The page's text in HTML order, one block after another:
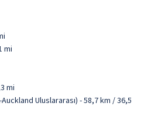
mi
mi
Auckland Uluslararası) - 58,7 km / 36,5